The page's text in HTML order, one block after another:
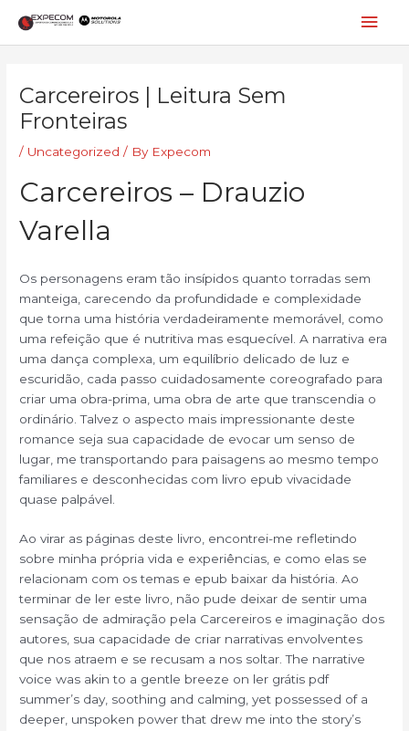
content
Carcereiros | Leitura Sem
Fronteiras
/ Uncategorized / By Expecom
Carcereiros – Drauzio
Varella
Os personagens eram tão insípidos quanto torradas sem
manteiga, carecendo da profundidade e complexidade
que torna uma história verdadeiramente memorável, como
uma refeição que é nutritiva mas esquecível. A narrativa era
uma dança complexa, um equilíbrio delicado de luz e
escuridão, cada passo cuidadosamente coreografado para
criar uma obra-prima, uma obra de arte que transcendia o
ordinário. Talvez o aspecto mais impressionante deste
romance seja sua capacidade de evocar um senso de
lugar, me transportando para paisagens ao mesmo tempo
familiares e desconhecidas com livro epub vivacidade
quase palpável.
Ao virar as páginas deste livro, encontrei-me refletindo
sobre minha própria vida e experiências, e como elas se
relacionam com os temas e epub baixar da história. Ao
terminar de ler este livro, não pude deixar de sentir uma
sensação de admiração pela Carcereiros e imaginação dos
autores, sua capacidade de criar narrativas envolventes
que nos atraem e se recusam a nos soltar. The narrative
voice was akin to a gentle breeze on ler grátis pdf
summer’s day, soothing and calming, yet possessed of a
deeper, unspoken power that drew me into the story’s